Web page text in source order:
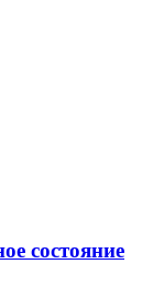
состояние